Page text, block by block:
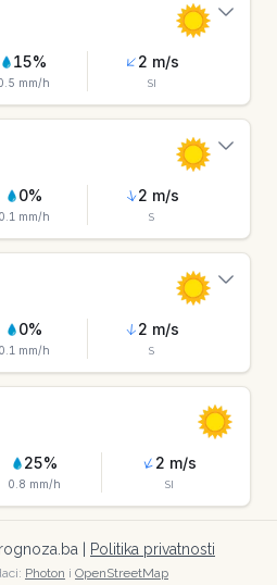
15%
mm/h
2 m/s
SI
0%
0.1 mm/h
2 m/s
S
0%
0.1 mm/h
2 m/s
S
25%
0.8 mm/h
2 m/s
SI
| Politika privatnosti
Photon i OpenStreetMap